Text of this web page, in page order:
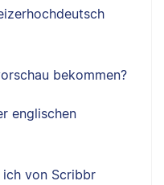
bekommen?
englischen
ich von Scribbr